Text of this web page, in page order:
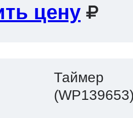
цену
Таймер